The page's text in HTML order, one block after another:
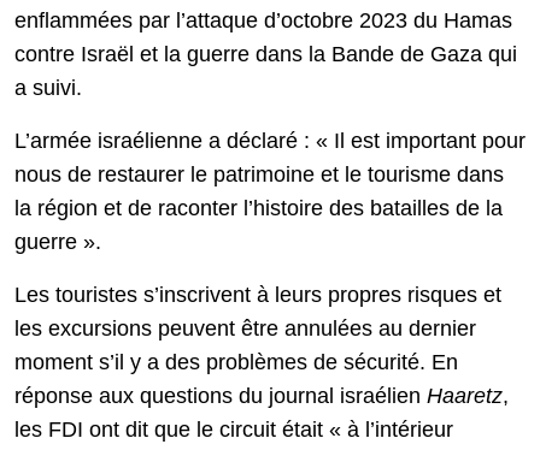
enflammées par l’attaque d’octobre 2023 du Hamas
contre Israël et la guerre dans la Bande de Gaza qui
a suivi.
L’armée israélienne a déclaré : « Il est important pour
nous de restaurer le patrimoine et le tourisme dans
la région et de raconter l’histoire des batailles de la
guerre ».
Les touristes s’inscrivent à leurs propres risques et
les excursions peuvent être annulées au dernier
moment s’il y a des problèmes de sécurité. En
réponse aux questions du journal israélien Haaretz,
les FDI ont dit que le circuit était « à l’intérieur